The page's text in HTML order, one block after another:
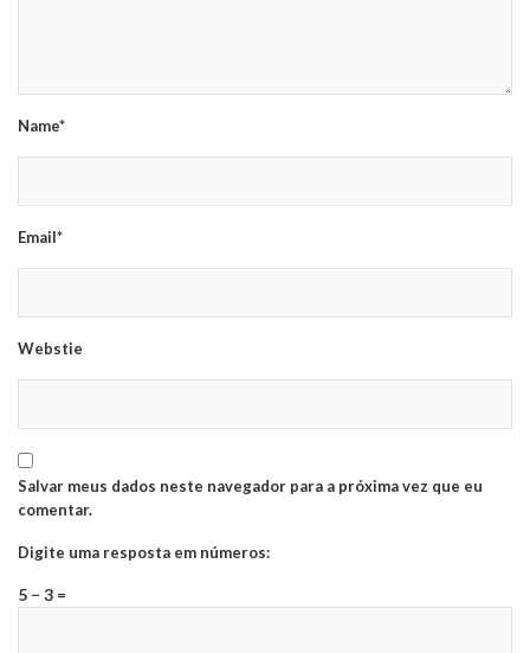
Name*
Email*
Webstie
Salvar meus dados neste navegador para a próxima vez que eu
comentar.
Digite uma resposta em números:
5 − 3 =